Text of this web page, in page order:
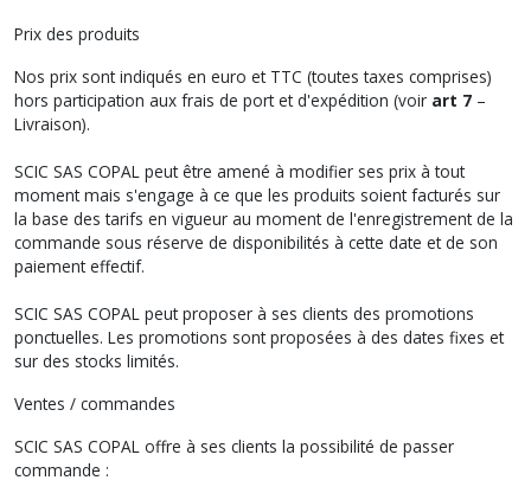
Prix des produits
Nos prix sont indiqués en euro et TTC (toutes taxes comprises)
hors participation aux frais de port et d'expédition (voir art 7 –
Livraison).
SCIC SAS COPAL peut être amené à modifier ses prix à tout
moment mais s'engage à ce que les produits soient facturés sur
la base des tarifs en vigueur au moment de l'enregistrement de la
commande sous réserve de disponibilités à cette date et de son
paiement effectif.
SCIC SAS COPAL peut proposer à ses clients des promotions
ponctuelles. Les promotions sont proposées à des dates fixes et
sur des stocks limités.
Ventes / commandes
SCIC SAS COPAL offre à ses clients la possibilité de passer
commande :